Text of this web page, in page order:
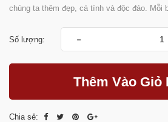
chúng ta thêm đẹp, cá tính và độc đáo. Mỗi
Số lượng: -
Thêm Vào Giỏ
Chia sẻ: